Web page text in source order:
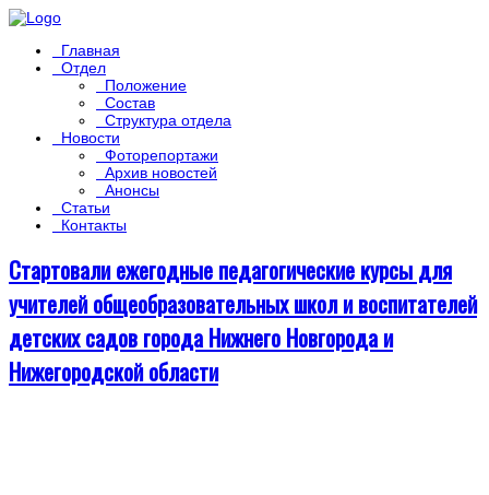
Главная
Отдел
Положение
Состав
Структура отдела
Новости
Фоторепортажи
Архив новостей
Анонсы
Статьи
Контакты
Стартовали ежегодные педагогические курсы для
учителей общеобразовательных школ и воспитателей
детских садов города Нижнего Новгорода и
Нижегородской области